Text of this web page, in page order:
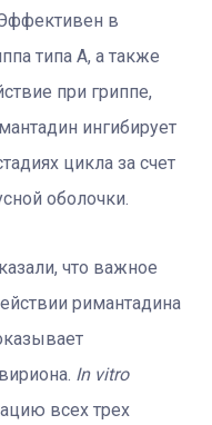
в
типа А, а также
при гриппе,
ингибирует
цикла за счет
оболочки.
что важное
римантадина
In vitro
всех трех